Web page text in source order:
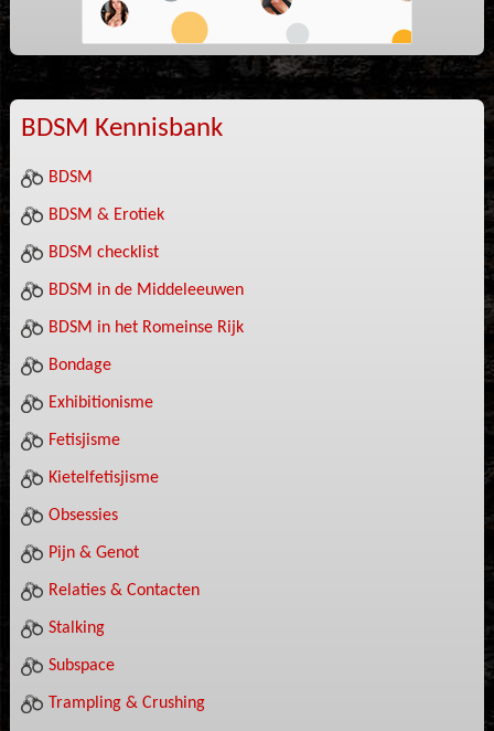
BDSM Kennisbank
BDSM
BDSM & Erotiek
BDSM checklist
BDSM in de Middeleeuwen
BDSM in het Romeinse Rijk
Bondage
Exhibitionisme
Fetisjisme
Kietelfetisjisme
Obsessies
Pijn & Genot
Relaties & Contacten
Stalking
Subspace
Trampling & Crushing